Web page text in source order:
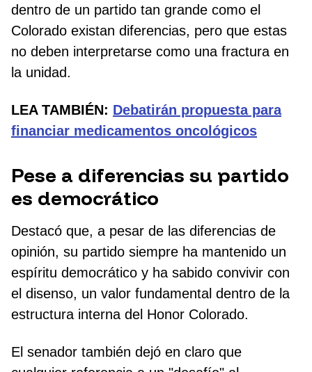
dentro de un partido tan grande como el
Colorado existan diferencias, pero que estas
no deben interpretarse como una fractura en
la unidad.
LEA TAMBIÉN: Debatirán propuesta para
financiar medicamentos oncológicos
Pese a diferencias su partido
es democrático
Destacó que, a pesar de las diferencias de
opinión, su partido siempre ha mantenido un
espíritu democrático y ha sabido convivir con
el disenso, un valor fundamental dentro de la
estructura interna del Honor Colorado.
El senador también dejó en claro que